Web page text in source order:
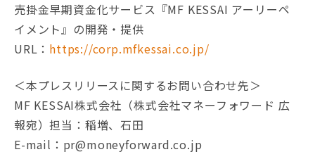
売掛金早期資金化サービス『MF KESSAI アーリーペ
イメント』の開発・提供
URL： https://corp.mfkessai.co.jp/
＜本プレスリリースに関するお問い合わせ先＞
MF KESSAI株式会社（株式会社マネーフォワード 広
報宛）担当：稲増、石田
E-mail：pr@moneyforward.co.jp